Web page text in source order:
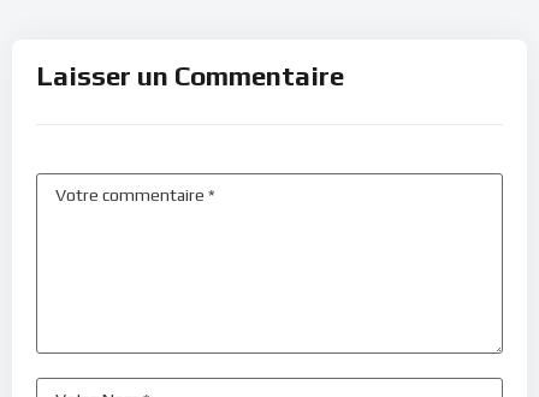
Laisser un Commentaire